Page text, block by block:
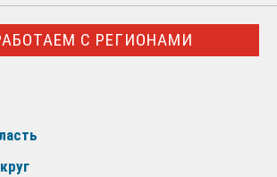
С РЕГИОНАМИ